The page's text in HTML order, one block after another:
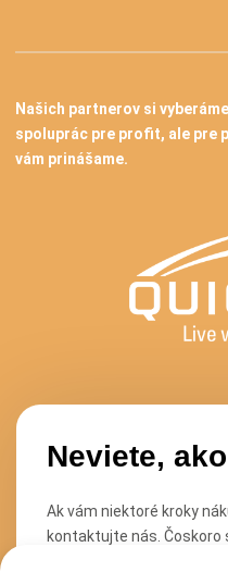
Neviete,
Ak vám niektoré kroky
kontaktujte nás. Čoskoro
Našich partnerov si
spoluprác pre profit, ale
vám prinášame.